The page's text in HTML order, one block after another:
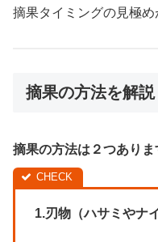
摘果タイミングの見極め
摘果の方法を解説
摘果の方法は２つありま
1.刃物（ハサミやナ